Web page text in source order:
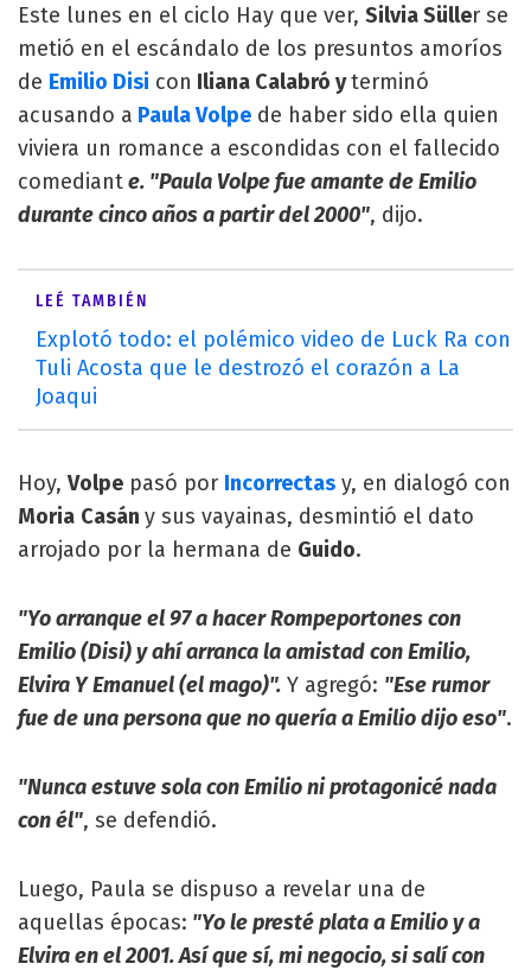
Este lunes en el ciclo Hay que ver, Silvia Süller se
metió en el escándalo de los presuntos amoríos
de Emilio Disi con Iliana Calabró yterminó
acusando a Paula Volpe de haber sido ella quien
viviera un romance a escondidas con el fallecido
comediante. "Paula Volpe fue amante de Emilio
durante cinco años a partir del 2000", dijo.
LEÉ TAMBIÉN
Explotó todo: el polémico video de Luck Ra con
Tuli Acosta que le destrozó el corazón a La
Joaqui
Hoy, Volpe pasó por Incorrectas y, en dialogó con
Moria Casán y sus vayainas, desmintió el dato
arrojado por la hermana de Guido.
"Yo arranque el 97 a hacer Rompeportones con
Emilio (Disi) y ahí arranca la amistad con Emilio,
Elvira Y Emanuel (el mago)". Y agregó: "Ese rumor
fue de una persona que no quería a Emilio dijo eso".
"Nunca estuve sola con Emilio ni protagonicé nada
con él", se defendió.
Luego, Paula se dispuso a revelar una de
aquellas épocas: "Yo le presté plata a Emilio y a
Elvira en el 2001. Así que sí, mi negocio, si salí con